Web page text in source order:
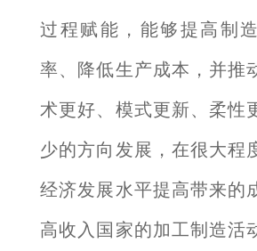
过程赋能，能够提高制
率、降低生产成本，并推
术更好、模式更新、柔性
少的方向发展，在很大程
经济发展水平提高带来的
高收入国家的加工制造活